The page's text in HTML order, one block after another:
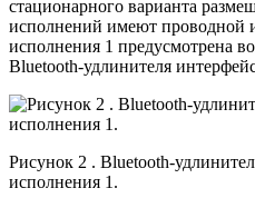
стационарного варианта
исполнений имеют проводной
исполнения 1 предусмотрена
Bluetooth-удлинителя
Рисунок 2 . Bluetooth-
исполнения 1.